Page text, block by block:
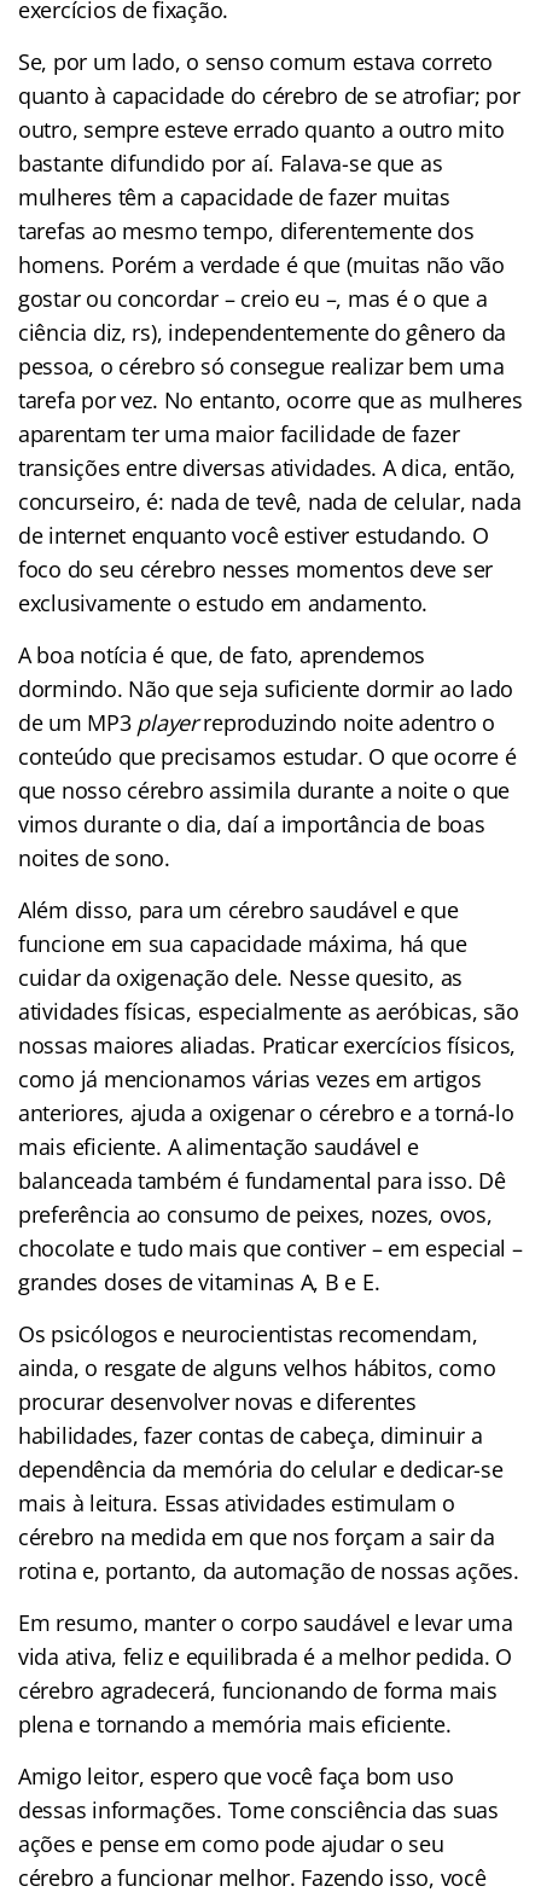
exercícios de fixação.
Se, por um lado, o senso comum estava correto
quanto à capacidade do cérebro de se atrofiar; por
outro, sempre esteve errado quanto a outro mito
bastante difundido por aí. Falava-se que as
mulheres têm a capacidade de fazer muitas
tarefas ao mesmo tempo, diferentemente dos
homens. Porém a verdade é que (muitas não vão
gostar ou concordar – creio eu –, mas é o que a
ciência diz, rs), independentemente do gênero da
pessoa, o cérebro só consegue realizar bem uma
tarefa por vez. No entanto, ocorre que as mulheres
aparentam ter uma maior facilidade de fazer
transições entre diversas atividades. A dica, então,
concurseiro, é: nada de tevê, nada de celular, nada
de internet enquanto você estiver estudando. O
foco do seu cérebro nesses momentos deve ser
exclusivamente o estudo em andamento.
A boa notícia é que, de fato, aprendemos
dormindo. Não que seja suficiente dormir ao lado
de um MP3 playerreproduzindo noite adentro o
conteúdo que precisamos estudar. O que ocorre é
que nosso cérebro assimila durante a noite o que
vimos durante o dia, daí a importância de boas
noites de sono.
Além disso, para um cérebro saudável e que
funcione em sua capacidade máxima, há que
cuidar da oxigenação dele. Nesse quesito, as
atividades físicas, especialmente as aeróbicas, são
nossas maiores aliadas. Praticar exercícios físicos,
como já mencionamos várias vezes em artigos
anteriores, ajuda a oxigenar o cérebro e a torná-lo
mais eficiente. A alimentação saudável e
balanceada também é fundamental para isso. Dê
preferência ao consumo de peixes, nozes, ovos,
chocolate e tudo mais que contiver – em especial –
grandes doses de vitaminas A, B e E.
Os psicólogos e neurocientistas recomendam,
ainda, o resgate de alguns velhos hábitos, como
procurar desenvolver novas e diferentes
habilidades, fazer contas de cabeça, diminuir a
dependência da memória do celular e dedicar-se
mais à leitura. Essas atividades estimulam o
cérebro na medida em que nos forçam a sair da
rotina e, portanto, da automação de nossas ações.
Em resumo, manter o corpo saudável e levar uma
vida ativa, feliz e equilibrada é a melhor pedida. O
cérebro agradecerá, funcionando de forma mais
plena e tornando a memória mais eficiente.
Amigo leitor, espero que você faça bom uso
dessas informações. Tome consciência das suas
ações e pense em como pode ajudar o seu
cérebro a funcionar melhor. Fazendo isso, você